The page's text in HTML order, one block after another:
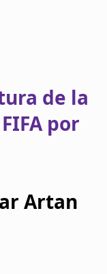
de la
por
Artan